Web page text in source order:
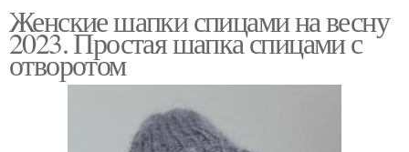
Шапки с косами Шапка с косами
Зимняя шапка
Женские шапки спицами на весну
2023. Простая шапка спицами с
отворотом